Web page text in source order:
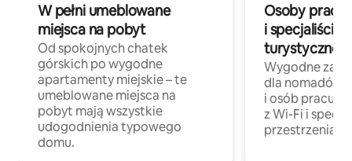
W pełni umeblowane
miejsca na pobyt
Od spokojnych chatek
górskich po wygodne
apartamenty miejskie – te
umeblowane miejsca na
pobyt mają wszystkie
udogodnienia typowego
domu.
Osoby
i specjaliści z
turystycznej
Wygodne
dla nomadów
i osób
z Wi-Fi i
przestrzenią